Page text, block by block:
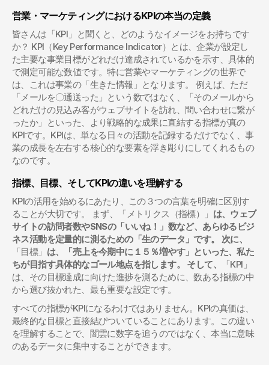
営業・マーケティングにおけるKPIの本当の定義
皆さんは「KPI」と聞くと、どのようなイメージをお持ちです
か？ KPI（Key Performance Indicator）とは、企業が設定し
た主要な事業目標がどれだけ達成されているかを示す、具体的
で測定可能な数値です。特に営業やマーケティングの世界で
は、これは事業の「生きた情報」となります。 例えば、ただ
「メールを〇通送った」という数ではなく、「そのメールから
どれだけの見込み客がウェブサイトを訪れ、問い合わせに繋が
ったか」といった、より戦略的な成果に直結する指標が真の
KPIです。KPIは、単なる日々の活動を記録するだけでなく、事
業の成長を左右する核心的な要素を浮き彫りにしてくれるもの
なのです。
指標、目標、そしてKPIの違いを理解する
KPIの活用を始めるにあたり、この３つの言葉を明確に区別す
ることが大切です。 まず、「メトリクス（指標）」 は、ウェブ
サイトの訪問者数やSNSの「いいね！」数など、あらゆるビジ
ネス活動を定量的に測るための「生のデータ」です。 次に、
「目標」 は、「売上を今期中に１５％増やす」といった、私た
ちが目指す具体的なゴール地点を指します。 そして、
「KPI」
は、その目標達成に向けた進捗を測るために、数ある指標の中
から選び抜かれた、最も重要な設定です。
すべての指標がKPIになるわけではありません。KPIの真価は、
最終的な目標と直接結びついていることにあります。この違い
を理解することで、闇雲に数字を追うのではなく、本当に意味
のあるデータに集中することができます。